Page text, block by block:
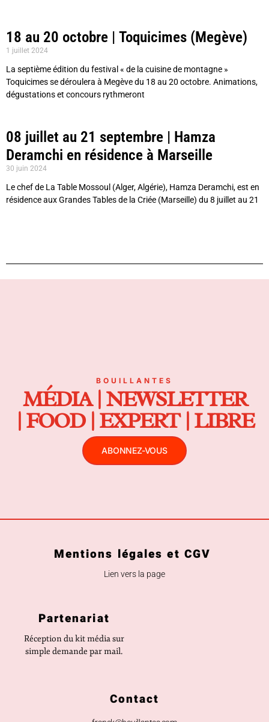
18 au 20 octobre | Toquicimes (Megève)
1 juillet 2024
La septième édition du festival « de la cuisine de montagne »
Toquicimes se déroulera à Megève du 18 au 20 octobre. Animations,
dégustations et concours rythmeront
08 juillet au 21 septembre | Hamza
Deramchi en résidence à Marseille
30 juin 2024
Le chef de La Table Mossoul (Alger, Algérie), Hamza Deramchi, est en
résidence aux Grandes Tables de la Criée (Marseille) du 8 juillet au 21
BOUILLANTES
MÉDIA | NEWSLETTER
| FOOD | EXPERT | LIBRE
ABONNEZ-VOUS
Mentions légales et CGV
Lien vers la page
Partenariat
Réception du kit média sur
simple demande par mail.
Contact